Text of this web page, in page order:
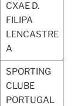
CXAE D.
FILIPA
LENCASTRE
A
SPORTING
CLUBE
PORTUGAL